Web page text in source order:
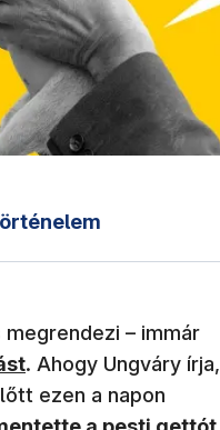
– immár
. Ahogy Ungváry írja,
ezen a napon